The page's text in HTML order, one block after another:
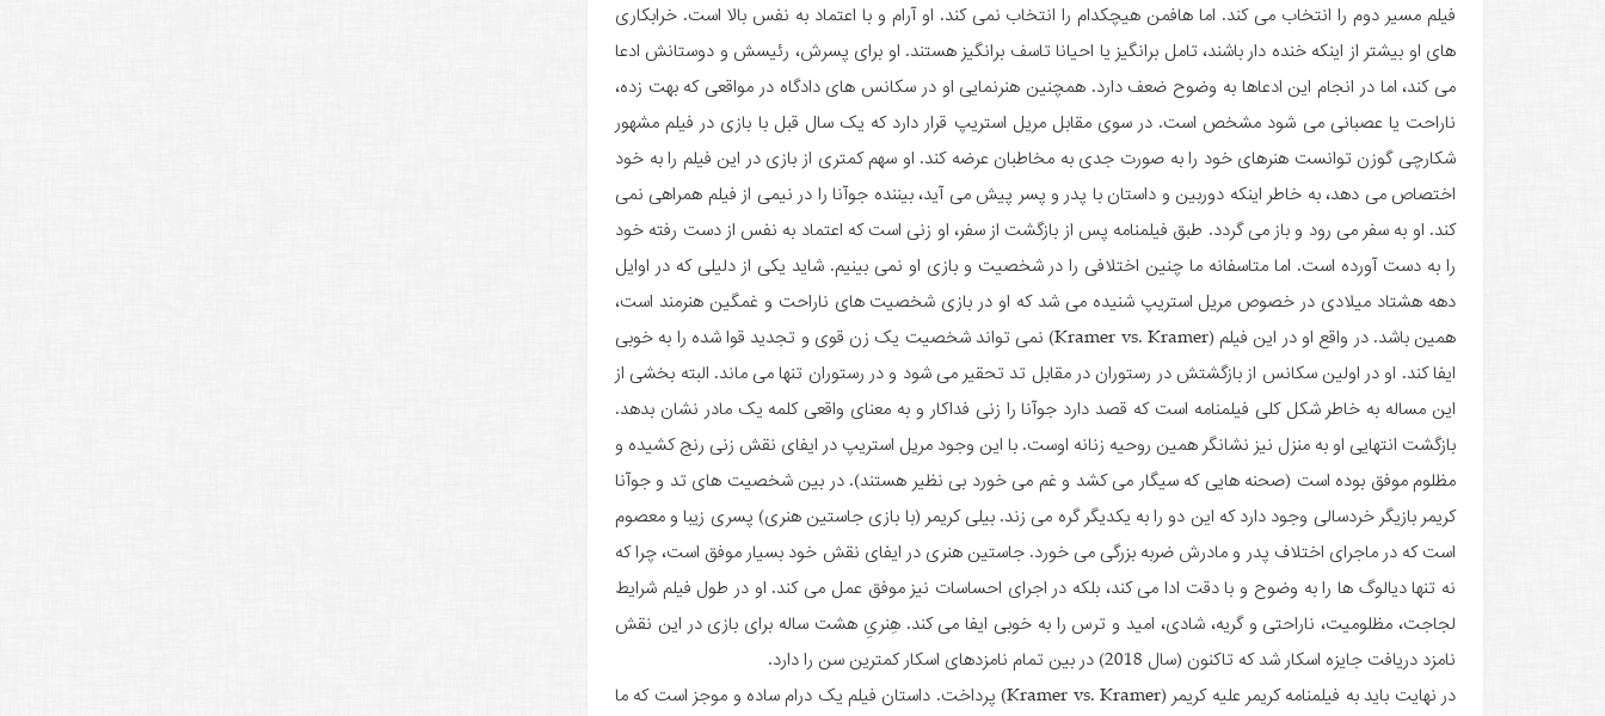
فیلم مسیر دوم را انتخاب می کند. اما هافمن هیچکدام را انتخاب نمی کند. او آرام و با اعتماد به نفس بالا است. خرابکاری
های او بیشتر از اینکه خنده دار باشند، تامل برانگیز یا احیانا تاسف برانگیز هستند. او برای پسرش، رئیسش و دوستانش ادعا
می کند، اما در انجام این ادعاها به وضوح ضعف دارد. همچنین هنرنمایی او در سکانس های دادگاه در مواقعی که بهت زده،
ناراحت یا عصبانی می شود مشخص است. در سوی مقابل مریل استریپ قرار دارد که یک سال قبل با بازی در فیلم مشهور
شکارچی گوزن توانست هنرهای خود را به صورت جدی به مخاطبان عرضه کند. او سهم کمتری از بازی در این فیلم را به خود
اختصاص می دهد، به خاطر اینکه دوربین و داستان با پدر و پسر پیش می آید، بیننده جوآنا را در نیمی از فیلم همراهی نمی
کند. او به سفر می رود و باز می گردد. طبق فیلمنامه پس از بازگشت از سفر، او زنی است که اعتماد به نفس از دست رفته خود
را به دست آورده است. اما متاسفانه ما چنین اختلافی را در شخصیت و بازی او نمی بینیم. شاید یکی از دلیلی که در اوایل
دهه هشتاد میلادی در خصوص مریل استریپ شنیده می شد که او در بازی شخصیت های ناراحت و غمگین هنرمند است،
همین باشد. در واقع او در این فیلم (Kramer vs. Kramer) نمی تواند شخصیت یک زن قوی و تجدید قوا شده را به خوبی
ایفا کند. او در اولین سکانس از بازگشتش در رستوران در مقابل تد تحقیر می شود و در رستوران تنها می ماند. البته بخشی از
این مساله به خاطر شکل کلی فیلمنامه است که قصد دارد جوآنا را زنی فداکار و به معنای واقعی کلمه یک مادر نشان بدهد.
بازگشت انتهایی او به منزل نیز نشانگر همین روحیه زنانه اوست. با این وجود مریل استریپ در ایفای نقش زنی رنج کشیده و
مظلوم موفق بوده است (صحنه هایی که سیگار می کشد و غم می خورد بی نظیر هستند). در بین شخصیت های تد و جوآنا
کریمر بازیگر خردسالی وجود دارد که این دو را به یکدیگر گره می زند. بیلی کریمر (با بازی جاستین هنری) پسری زیبا و معصوم
است که در ماجرای اختلاف پدر و مادرش ضربه بزرگی می خورد. جاستین هنری در ایفای نقش خود بسیار موفق است، چرا که
نه تنها دیالوگ ها را به وضوح و با دقت ادا می کند، بلکه در اجرای احساسات نیز موفق عمل می کند. او در طول فیلم شرایط
لجاجت، مظلومیت، ناراحتی و گریه، شادی، امید و ترس را به خوبی ایفا می کند. هِنریِ هشت ساله برای بازی در این نقش
نامزد دریافت جایزه اسکار شد که تاکنون (سال 2018) در بین تمام نامزدهای اسکار کمترین سن را دارد.
در نهایت باید به فیلمنامه کریمر علیه کریمر (Kramer vs. Kramer) پرداخت. داستان فیلم یک درام ساده و موجز است که ما